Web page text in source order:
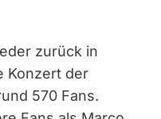
zurück in
Konzert der
570 Fans.